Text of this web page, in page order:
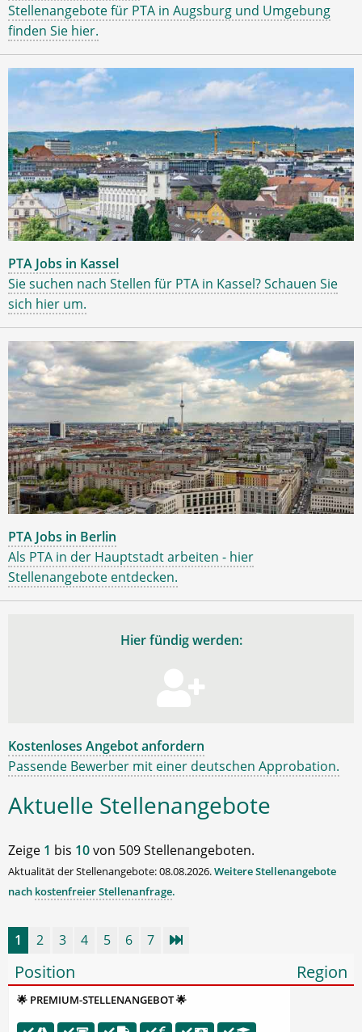
Stellenangebote für PTA in Augsburg und Umgebung
finden Sie hier.
PTA Jobs in Kassel
Sie suchen nach Stellen für PTA in Kassel? Schauen Sie
sich hier um.
PTA Jobs in Berlin
Als PTA in der Hauptstadt arbeiten - hier
Stellenangebote entdecken.
Hier fündig werden:
Kostenloses Angebot anfordern
Passende Bewerber mit einer deutschen Approbation.
Aktuelle Stellenangebote
Zeige 1 bis 10von 509 Stellenangeboten.
Aktualität der Stellenangebote: 08.08.2026.Weitere Stellenangebote
nach kostenfreier Stellenanfrage.
1 2 3 4 5 6 7
Position Region
🌟 PREMIUM-STELLENANGEBOT 🌟